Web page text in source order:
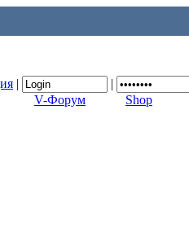
| |
V-Форум
Shop